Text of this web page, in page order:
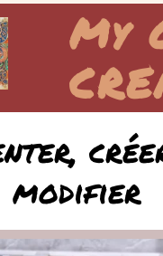
My
modifier